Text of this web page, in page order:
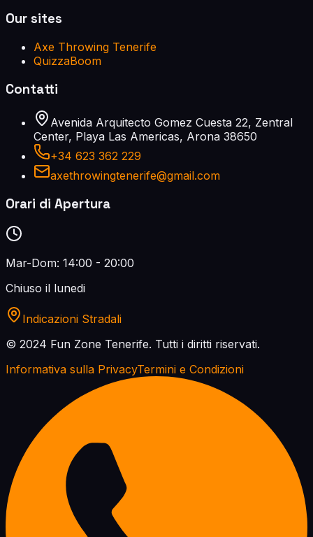
Our sites
Axe Throwing Tenerife
QuizzaBoom
Contatti
Avenida Arquitecto Gomez Cuesta 22, Zentral
Center, Playa Las Americas, Arona 38650
+34 623 362 229
axethrowingtenerife@gmail.com
Orari di Apertura
Mar-Dom: 14:00 - 20:00
Chiuso il lunedi
Indicazioni Stradali
© 2024 Fun Zone Tenerife. Tutti i diritti riservati.
Informativa sulla PrivacyTermini e Condizioni